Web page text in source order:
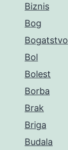
Biznis
Bog
Bogatstvo
Bol
Bolest
Borba
Brak
Briga
Budala